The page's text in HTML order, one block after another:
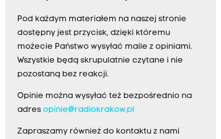
Pod każdym materiałem na naszej stronie
dostępny jest przycisk, dzięki któremu
możecie Państwo wysyłać maile z opiniami.
Wszystkie będą skrupulatnie czytane i nie
pozostaną bez reakcji.
Opinie można wysyłać też bezpośrednio na
adres opinie@radiokrakow.pl
Zapraszamy również do kontaktu z nami